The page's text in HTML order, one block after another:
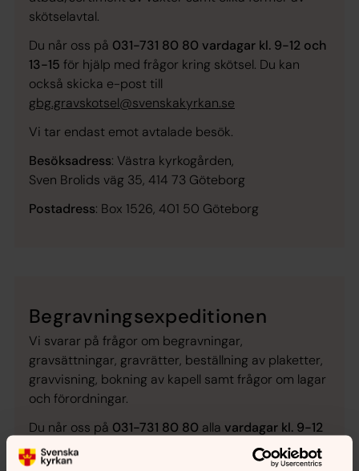
skötselavtal.
Du når oss på 031-731 80 80 vardagar kl. 9-12 och
13-15 för hjälp med frågor kring skötsel. Du kan
också skicka e-post till
gbg.gravskotsel@svenskakyrkan.se
Vi tar endast emot avtalade besök.
Besöksadress: Västra kyrkogården,
Sven Brolids väg 35, 414 73 Göteborg
Postadress: Box 1526, 401 50 Göteborg
Begravningsexpeditionen
Vi svarar på frågor om begravningar,
gravsättningar, gravrätter, beställning av plaketter,
gravvisning, bokning av kapell samt frågor om lagar
och förordningar.
Du når oss på 031-731 80 80 alla vardagar kl. 9-12
samt13-15
. Du kan också skicka e-post till
gbg.begravning@svenskakyrkan.se